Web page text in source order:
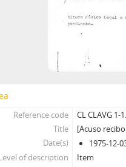
Reference code
CL CLAVG 1-
Title
[Acuso
Date(s)
1975-12-
of description
Item